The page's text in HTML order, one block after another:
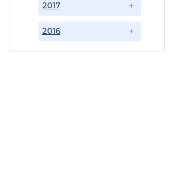
2016
2017